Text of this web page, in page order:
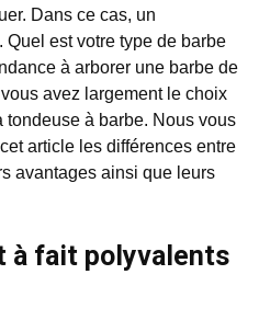
Dans ce cas, un
est votre type de barbe
à arborer une barbe de
avez largement le choix
à barbe. Nous vous
article les différences entre
avantages ainsi que leurs
à fait polyvalents